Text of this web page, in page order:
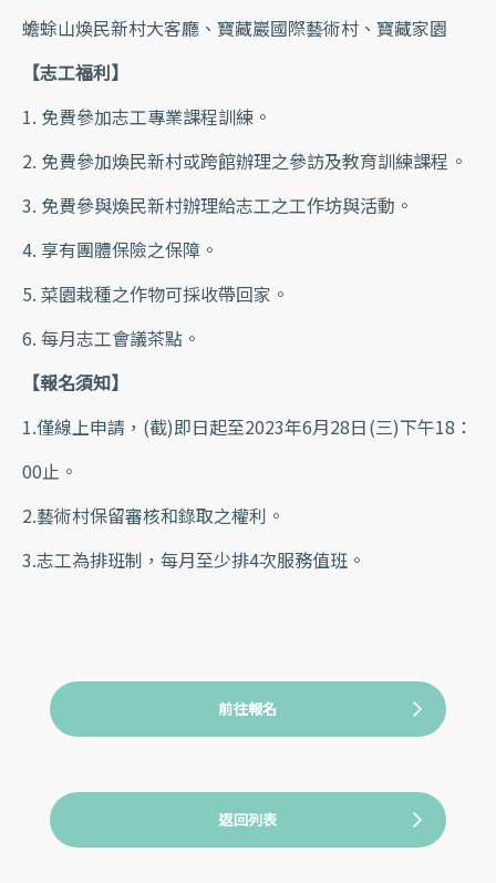
蟾蜍山煥民新村大客廳、寶藏巖國際藝術村、寶藏家園​
【志工福利】
1. 免費參加志工專業課程訓練。
2. 免費參加煥民新村或跨館辦理之參訪及教育訓練課程。
3. 免費參與煥民新村辦理給志工之工作坊與活動。
4. 享有團體保險之保障。
5. 菜園栽種之作物可採收帶回家。
6. 每月志工會議茶點。
【報名須知】
1.僅線上申請，(截)即日起至2023年6月28日(三)下午18：
00止。
2.藝術村保留審核和錄取之權利。
3.志工為排班制，每月至少排4次服務值班。
前往報名
返回列表